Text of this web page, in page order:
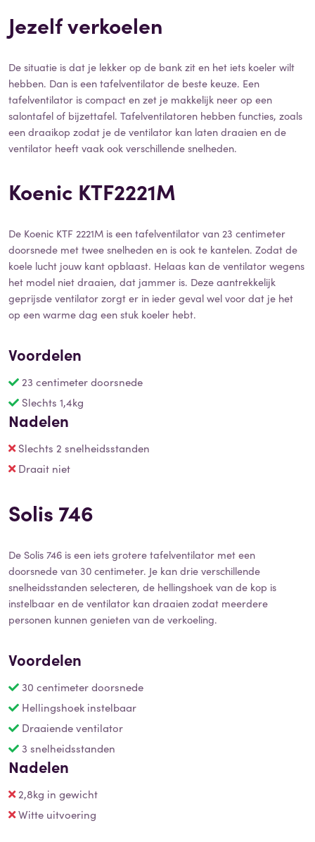
Jezelf verkoelen
De situatie is dat je lekker op de bank zit en het iets koeler wilt
hebben. Dan is een tafelventilator de beste keuze. Een
tafelventilator is compact en zet je makkelijk neer op een
salontafel of bijzettafel. Tafelventilatoren hebben functies, zoals
een draaikop zodat je de ventilator kan laten draaien en de
ventilator heeft vaak ook verschillende snelheden.
Koenic KTF2221M
De Koenic KTF 2221M is een tafelventilator van 23 centimeter
doorsnede met twee snelheden en is ook te kantelen. Zodat de
koele lucht jouw kant opblaast. Helaas kan de ventilator wegens
het model niet draaien, dat jammer is. Deze aantrekkelijk
geprijsde ventilator zorgt er in ieder geval wel voor dat je het
op een warme dag een stuk koeler hebt.
Voordelen
23 centimeter doorsnede
Slechts 1,4kg
Nadelen
Slechts 2 snelheidsstanden
Draait niet
Solis 746
De Solis 746 is een iets grotere tafelventilator met een
doorsnede van 30 centimeter. Je kan drie verschillende
snelheidsstanden selecteren, de hellingshoek van de kop is
instelbaar en de ventilator kan draaien zodat meerdere
personen kunnen genieten van de verkoeling.
Voordelen
30 centimeter doorsnede
Hellingshoek instelbaar
Draaiende ventilator
3 snelheidsstanden
Nadelen
2,8kg in gewicht
Witte uitvoering